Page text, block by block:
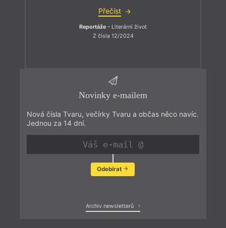
Přečíst
Reportáže – Literární život
Z čísla 12/2024
Novinky e-mailem
Nová čísla Tvaru, večírky Tvaru a občas něco navíc.
Jednou za 14 dní.
Odebírat
Archiv newsletterů